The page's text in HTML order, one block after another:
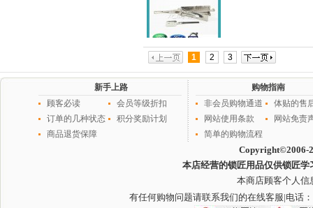
1 2 3
新手上路
顾客必读
会员等级折扣
订单的几种状态
积分奖励计划
商品退货保障
购物指南
非会员购物通道
体贴的售
网站使用条款
网站免责
简单的购物流程
Copyright©2006-
本店经营的锁匠用品仅供锁匠
本商店顾客个人信
有任何购物问题请联系我们的在线客服|电话：